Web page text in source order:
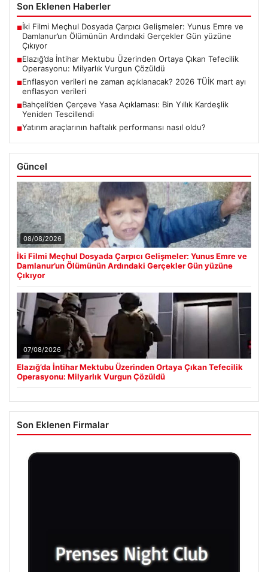
Son Eklenen Haberler
■İki Filmi Meçhul Dosyada Çarpıcı Gelişmeler: Yunus Emre ve
Damlanur’un Ölümünün Ardındaki Gerçekler Gün yüzüne
Çıkıyor
■Elazığ’da İntihar Mektubu Üzerinden Ortaya Çıkan Tefecilik
Operasyonu: Milyarlık Vurgun Çözüldü
■Enflasyon verileri ne zaman açıklanacak? 2026 TÜİK mart ayı
enflasyon verileri
■Bahçeli’den Çerçeve Yasa Açıklaması: Bin Yıllık Kardeşlik
Yeniden Tescillendi
■Yatırım araçlarının haftalık performansı nasıl oldu?
Güncel
08/08/2026
İki Filmi Meçhul Dosyada Çarpıcı Gelişmeler: Yunus Emre ve
Damlanur’un Ölümünün Ardındaki Gerçekler Gün yüzüne
Çıkıyor
07/08/2026
Elazığ’da İntihar Mektubu Üzerinden Ortaya Çıkan Tefecilik
Operasyonu: Milyarlık Vurgun Çözüldü
Son Eklenen Firmalar